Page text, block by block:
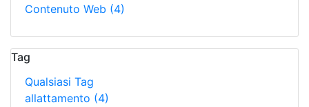
Contenuto Web (4)
Tag
Qualsiasi Tag
allattamento (4)